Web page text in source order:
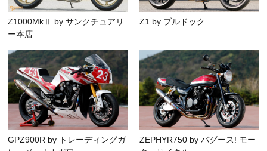
Z1000MkⅡ by サンクチュアリ
ー本店
Z1 by ブルドック
GPZ900R by トレーディングガ
ZEPHYR750 by バグース! モー